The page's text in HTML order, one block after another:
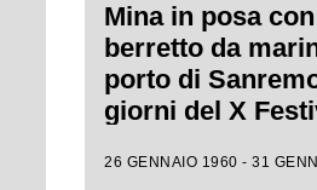
Mina in posa
berretto da
porto di
giorni del X
26 GENNAIO 1960 - 31